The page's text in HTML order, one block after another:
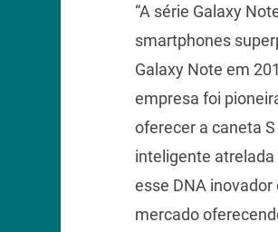
“A série Galaxy
smartphones
Galaxy Note em
empresa foi
oferecer a caneta
inteligente
esse DNA
mercado